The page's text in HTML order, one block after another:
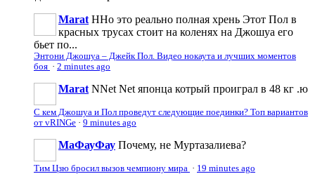
Marat ННо это реально полная хрень Этот Пол в
красных трусах стоит на коленях на Джошуа его
бьет по...
Энтони Джошуа – Джейк Пол. Видео нокаута и лучших моментов
боя · 2 minutes ago
Marat NNet Net японца котрый проиграл в 48 кг .ю
С кем Джошуа и Пол проведут следующие поединки? Топ вариантов
от vRINGe · 9 minutes ago
МаФауФау Почему, не Муртазалиева?
Тим Цзю бросил вызов чемпиону мира · 19 minutes ago